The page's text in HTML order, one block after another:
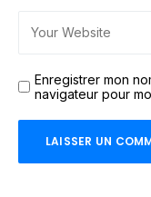
Enregistrer mon
navigateur pour